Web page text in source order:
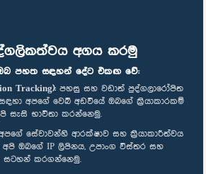
අගය කරමු
පහත සඳහන් දේට එකඟ වේ:
Tracking): පහසු සහ වඩාත් පුද්ගලාරෝපිත
අපගේ වෙබ් අඩවියේ ඔබගේ ක්‍රියාකාරකම්
සැසි භාවිතා කරන්නෙමු.
සේවාවන්හි ආරක්ෂාව සහ ක්‍රියාකාරීත්වය
ඔබගේ IP ලිපිනය, උපාංග විස්තර සහ
සටහන් කරගන්නෙමු.
: